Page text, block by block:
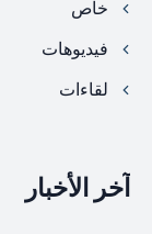
خاص
فيديوهات
لقاءات
آخر الأخبار